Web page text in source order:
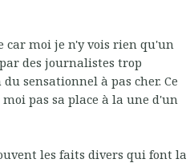
car moi je n'y vois rien qu'un
des journalistes trop
sensationnel à pas cher. Ce
pas sa place à la une d'un
les faits divers qui font la